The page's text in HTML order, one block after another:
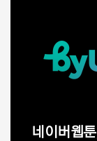
네이버웹